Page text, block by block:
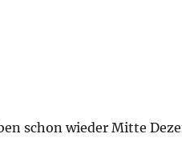
schon wieder Mitte